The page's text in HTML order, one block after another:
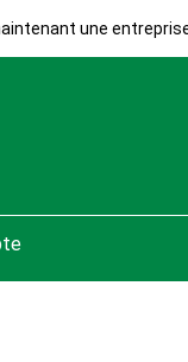
une